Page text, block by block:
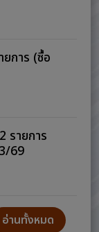
การ (ซื้อ
รายการ
69
อ่านทั้งหมด